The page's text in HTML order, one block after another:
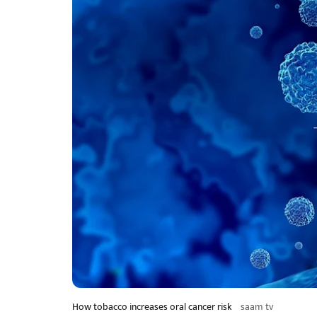
How tobacco increases oral cancer risk saam tv